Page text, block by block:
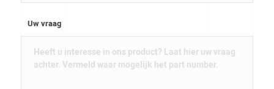
Uw vraag